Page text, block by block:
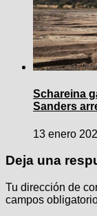
Schareina
Sanders
13 enero
Deja una
Tu dirección de
campos